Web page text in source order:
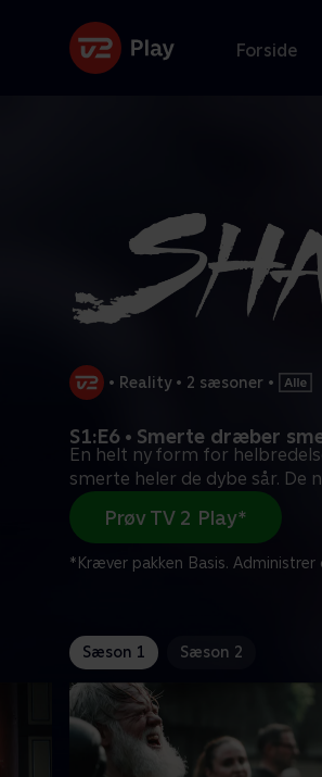
Forside
• Reality • 2 sæsoner •
S1:E6 • Smerte dræber
En helt ny form for
smerte heler de dybe sår. De
Prøv TV 2 Play*
*Kræver pakken Basis.
Sæson 1 Sæson 2